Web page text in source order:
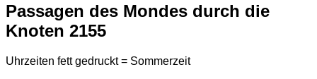
Passagen des Mondes durch die
Knoten 2155
Uhrzeiten fett gedruckt = Sommerzeit